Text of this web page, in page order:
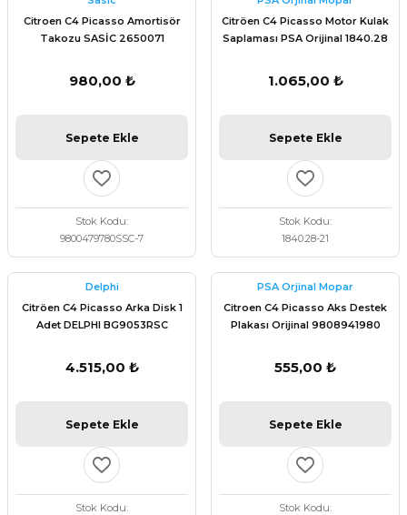
Fren Teli
- Turbo Borusu - Egr - Hava
Şamandıra - Yakıt Hortumu
Takım- Aks - Fren - Direksiyon
- Volan - Vites Kolu+Teli
- Turbo Borusu - Egr - Hava
Şamandıra - Yakıt Hortumu
Fren Teli
- Turbo Borusu - Egr - Hava
Şamandıra - Yakıt Hortumu
- Gaz Fren Teli
- Turbo Borusu - Egr - Hava
Şamandıra - Yakıt Hortumu
Citroen C4 Picasso Amortisör
Takozu SASİC 2650071
980,00 ₺
Sepete Ekle
Stok Kodu
9800479780SSC-7
Citröen C4 Picasso Motor Kulak
Saplaması PSA Orijinal 1840.28
1.065,00 ₺
Sepete Ekle
Stok Kodu
1840.28-21
Delphi
Citröen C4 Picasso Arka Disk 1
Adet DELPHI BG9053RSC
4.515,00 ₺
Sepete Ekle
Stok Kodu
PSA Orjinal Mopar
Citroen C4 Picasso Aks Destek
Plakası Orijinal 9808941980
555,00 ₺
Sepete Ekle
Stok Kodu